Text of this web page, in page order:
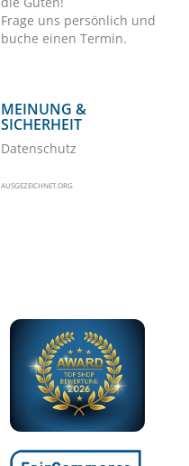
Frage uns persönlich und
buche einen Termin.
MEINUNG &
SICHERHEIT
Datenschutz
AUSGEZEICHNET.ORG